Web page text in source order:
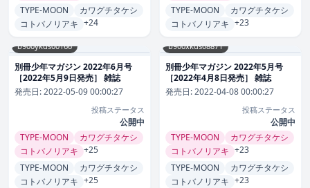
TYPE-MOON
カワグチタケシ
コトバノリアキ +24
TYPE-MOON
カワグチタケシ
コトバノリアキ +23
b900ykds00166
別冊少年マガジン 2022年6月号
［2022年5月9日発売］ 雑誌
発売日:2022-05-09 00:00:27
投稿ステータス
公開中
TYPE-MOON
カワグチタケシ
コトバノリアキ +25
TYPE-MOON
カワグチタケシ
コトバノリアキ +25
b900xkds08871
別冊少年マガジン 2022年5月号
［2022年4月8日発売］ 雑誌
発売日:2022-04-08 00:00:27
投稿ステータス
公開中
TYPE-MOON
カワグチタケシ
コトバノリアキ +23
TYPE-MOON
カワグチタケシ
コトバノリアキ +23